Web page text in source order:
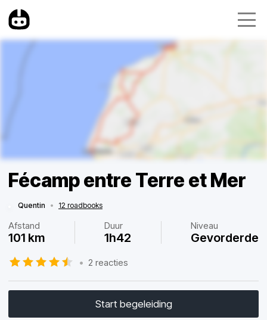
Fécamp entre Terre et Mer
Quentin • 12 roadbooks
Afstand
101 km
Duur
1h42
Niveau
Gevorderde
• 2 reacties
Start begeleiding